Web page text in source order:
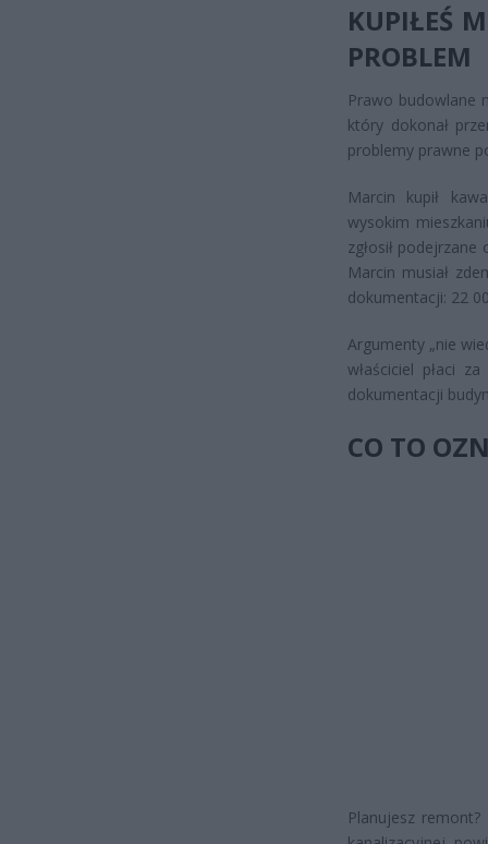
KUPIŁEŚ
PROBLEM
Prawo budowlane
który dokonał
problemy prawne
Marcin kupił
wysokim
zgłosił
Marcin musiał
dokumentacji: 22
Argumenty „nie
właściciel płaci
dokumentacji
CO TO
Planujesz